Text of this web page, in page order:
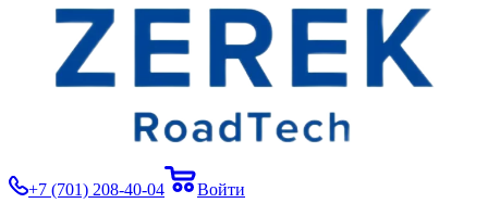
+7 (701) 208-40-04
Войти